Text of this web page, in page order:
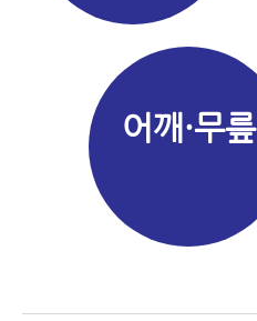
어깨·무릎